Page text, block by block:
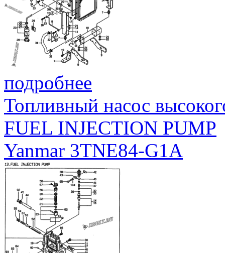
подробнее
Топливный насос
FUEL INJECTION PUMP
Yanmar 3TNE84-G1A